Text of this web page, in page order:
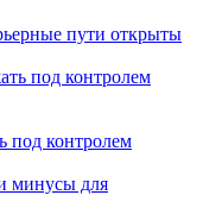
пути открыты
под контролем